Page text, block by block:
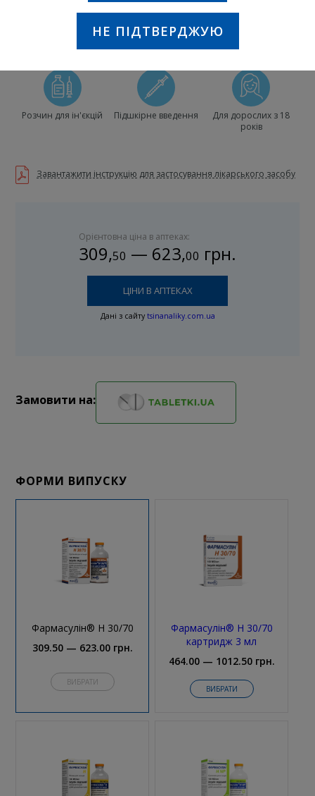
гомеостазу глюкози.
Розчин для ін'єкцій Підшкірне введення
Для дорослих з 18
років
Завантажити інструкцію для застосування лікарського засобу
Орієнтовна ціна в аптеках:
309,50 — 623,00 грн.
ЦІНИ В АПТЕКАХ
Дані з сайту tsinanaliky.com.ua
Замовити на:
ФОРМИ ВИПУСКУ
Фармасулін® Н 30/70
309.50 — 623.00 грн.
ВИБРАТИ
Фармасулін® Н 30/70
картридж 3 мл
464.00 — 1012.50 грн.
ВИБРАТИ
НЕ ПІДТВЕРДЖУЮ